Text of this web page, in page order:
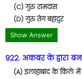
(C) गुरु रामदास
(D) गुरु तेग बहादुर
Show Answer
922. अकबर के द्वारा
(A) इलाहाबाद के किले में